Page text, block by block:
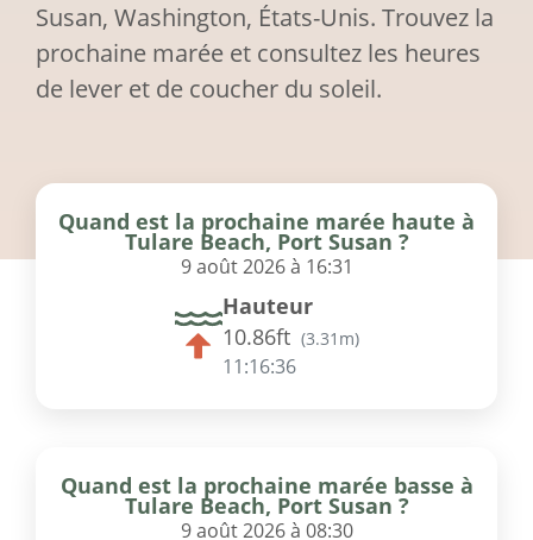
Susan, Washington, États-Unis. Trouvez la
prochaine marée et consultez les heures
de lever et de coucher du soleil.
Quand est la prochaine marée haute à
Tulare Beach, Port Susan ?
9 août 2026 à 16:31
Hauteur
10.86ft (3.31m)
11:16:36
Quand est la prochaine marée basse à
Tulare Beach, Port Susan ?
9 août 2026 à 08:30